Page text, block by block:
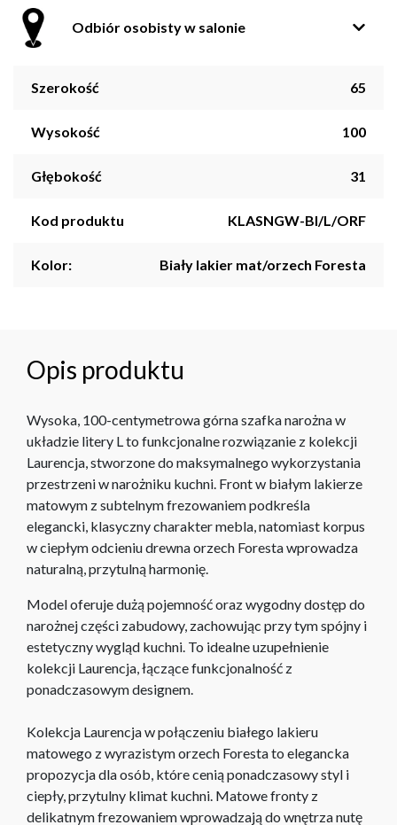
Odbiór osobisty w salonie
Szerokość 65
Wysokość 100
Głębokość 31
Kod produktu KLASNGW-BI/L/ORF
Kolor: Biały lakier mat/orzech Foresta
Opis produktu
Wysoka, 100-centymetrowa górna szafka narożna w
układzie litery L to funkcjonalne rozwiązanie z kolekcji
Laurencja, stworzone do maksymalnego wykorzystania
przestrzeni w narożniku kuchni. Front w białym lakierze
matowym z subtelnym frezowaniem podkreśla
elegancki, klasyczny charakter mebla, natomiast korpus
w ciepłym odcieniu drewna orzech Foresta wprowadza
naturalną, przytulną harmonię.
Model oferuje dużą pojemność oraz wygodny dostęp do
narożnej części zabudowy, zachowując przy tym spójny i
estetyczny wygląd kuchni. To idealne uzupełnienie
kolekcji Laurencja, łączące funkcjonalność z
ponadczasowym designem.
Kolekcja Laurencja w połączeniu białego lakieru
matowego z wyrazistym orzech Foresta to elegancka
propozycja dla osób, które cenią ponadczasowy styl i
ciepły, przytulny klimat kuchni. Matowe fronty z
delikatnym frezowaniem wprowadzają do wnętrza nutę